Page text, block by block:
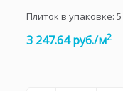
Плиток в упаковке: 5
3 247.64 руб./м2